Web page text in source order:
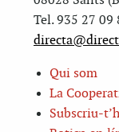
Tel. 935 27 09
Qui som
La
Subscriu-